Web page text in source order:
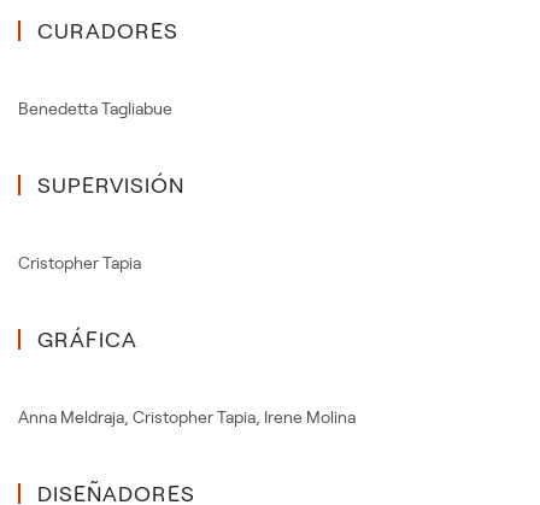
CURADORES
Benedetta Tagliabue
SUPERVISIÓN
Cristopher Tapia
GRÁFICA
Anna Meldraja Cristopher Tapia Irene Molina
DISEÑADORES